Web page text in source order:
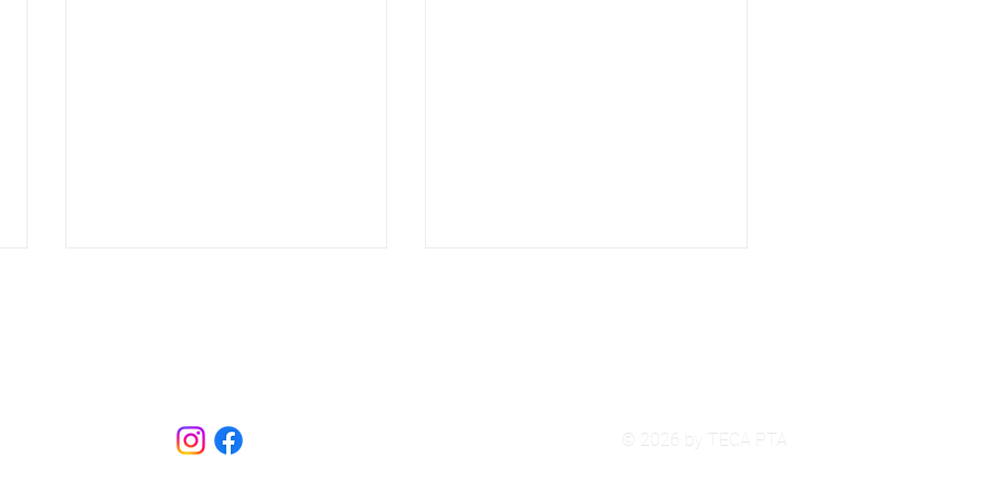
© 2026 by TECA PTA